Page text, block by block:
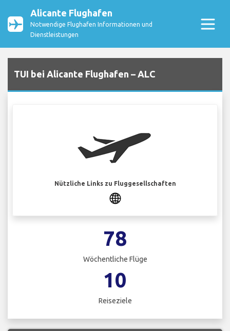
Alicante Flughafen
Notwendige Flughafen Informationen und
Dienstleistungen
TUI bei Alicante Flughafen – ALC
Nützliche Links zu Fluggesellschaften
78
Wöchentliche Flüge
10
Reiseziele